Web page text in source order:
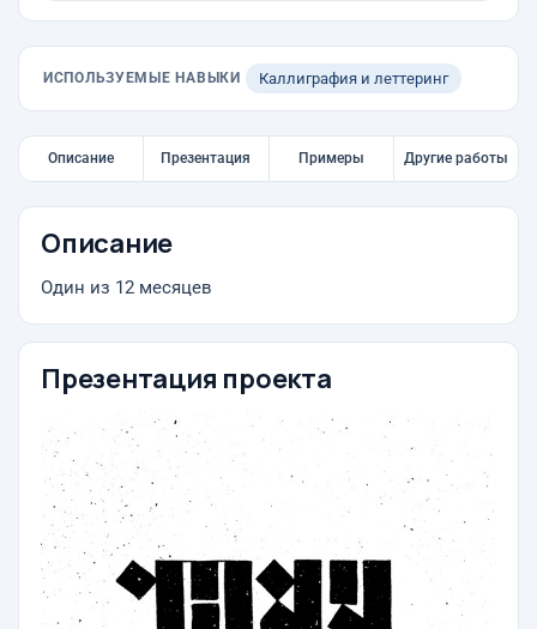
ИСПОЛЬЗУЕМЫЕ НАВЫКИ Каллиграфия и леттеринг
Описание Презентация Примеры Другие работы
Описание
Один из 12 месяцев
Презентация проекта